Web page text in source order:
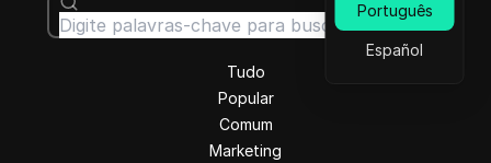
Português
Español
Pesquisar
Tudo
Popular
Comum
Marketing